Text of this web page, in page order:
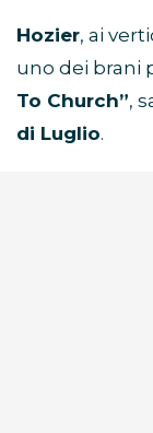
Hozier, ai
uno dei brani
To Church”,
di Luglio.